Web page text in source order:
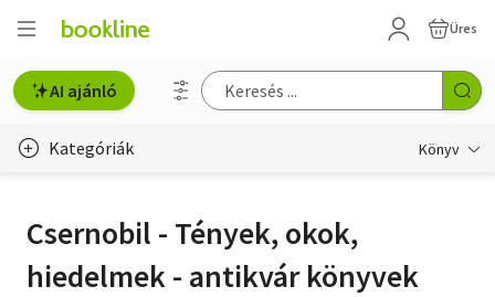
Üres
AI ajánló
Kategóriák Könyv
Erotika
Csernobil - Tények, okok,
hiedelmek - antikvár könyvek